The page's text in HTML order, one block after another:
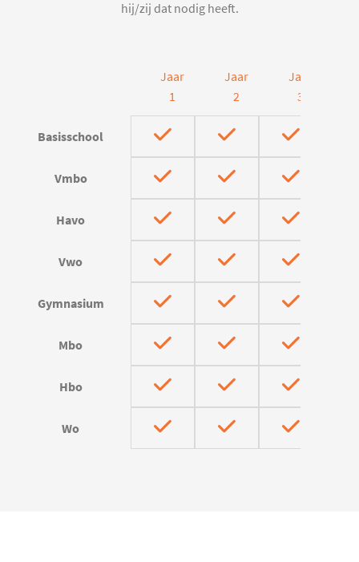
hij/zij dat nodig heeft.
Jaar
1
Jaar
2
Jaar
3
Basisschool
Vmbo
Havo
Vwo
Gymnasium
Mbo
Hbo
Wo